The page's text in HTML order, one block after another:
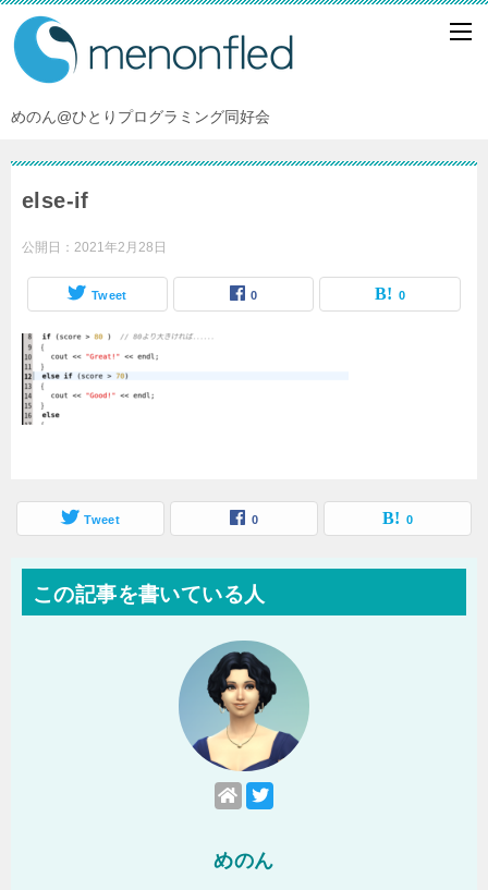
めのん@ひとりプログラミング同好会
else-if
公開日： 2021年2月28日
Tweet 0 0
Tweet 0 0
この記事を書いている人
めのん